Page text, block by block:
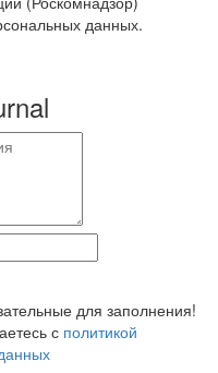
данных.
для заполнения!
с политикой